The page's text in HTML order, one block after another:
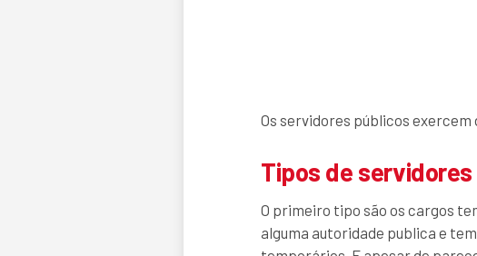
Os servidores públicos
Tipos de servidores
O primeiro tipo são os cargos
alguma autoridade publica e